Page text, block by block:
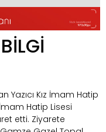
Yazıcı Kız İmam Hatip
Hatip Lisesi
etti. Ziyarete